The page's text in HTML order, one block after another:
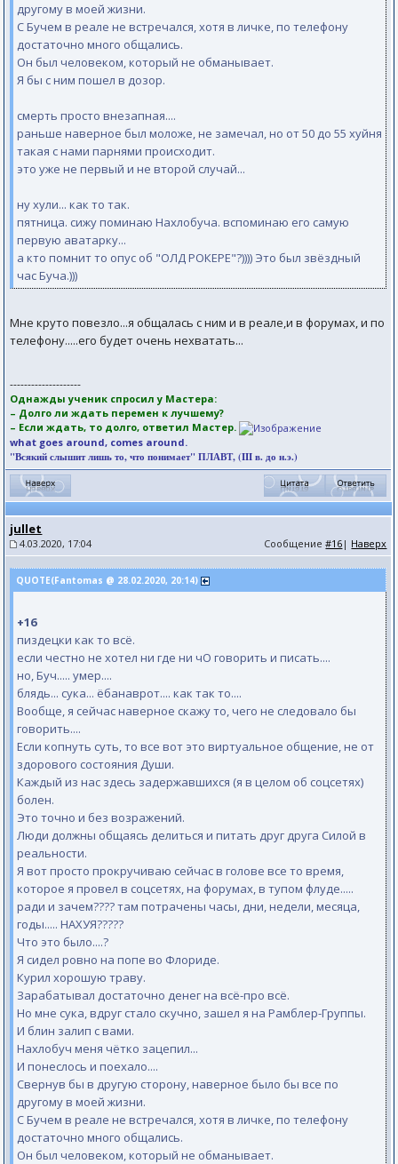
другому в моей жизни.
С Бучем в реале не встречался, хотя в личке, по телефону
достаточно много общались.
Он был человеком, который не обманывает.
Я бы с ним пошел в дозор.
смерть просто внезапная....
раньше наверное был моложе, не замечал, но от 50 до 55 хуйня
такая с нами парнями происходит.
это уже не первый и не второй случай...
ну хули... как то так.
пятница. сижу поминаю Нахлобуча. вспоминаю его самую
первую аватарку...
а кто помнит то опус об "ОЛД РОКЕРЕ"?)))) Это был звёздный
час Буча.)))
Мне круто повезло...я общалась с ним и в реале,и в форумах, и по
телефону.....его будет очень нехватать...
--------------------
Однажды ученик спросил у Мастера:
– Долго ли ждать перемен к лучшему?
– Если ждать, то долго, ответил Мастер.
what goes around, comes around.
"Всякий слышит лишь то, что понимает" ПЛАВТ, (III в. до н.э.)
jullet
4.03.2020, 17:04 Сообщение#16 | Наверх
QUOTE(Fantomas @ 28.02.2020, 20:14)
+16
пиздецки как то всё.
если честно не хотел ни где ни чО говорить и писать....
но, Буч..... умер....
блядь... сука... ёбанаврот.... как так то....
Вообще, я сейчас наверное скажу то, чего не следовало бы
говорить....
Если копнуть суть, то все вот это виртуальное общение, не от
здорового состояния Души.
Каждый из нас здесь задержавшихся (я в целом об соцсетях)
болен.
Это точно и без возражений.
Люди должны общаясь делиться и питать друг друга Силой в
реальности.
Я вот просто прокручиваю сейчас в голове все то время,
которое я провел в соцсетях, на форумах, в тупом флуде.....
ради и зачем???? там потрачены часы, дни, недели, месяца,
годы..... НАХУЯ?????
Что это было....?
Я сидел ровно на попе во Флориде.
Курил хорошую траву.
Зарабатывал достаточно денег на всё-про всё.
Но мне сука, вдруг стало скучно, зашел я на Рамблер-Группы.
И блин залип с вами.
Нахлобуч меня чётко зацепил...
И понеслось и поехало....
Свернув бы в другую сторону, наверное было бы все по
другому в моей жизни.
С Бучем в реале не встречался, хотя в личке, по телефону
достаточно много общались.
Он был человеком, который не обманывает.